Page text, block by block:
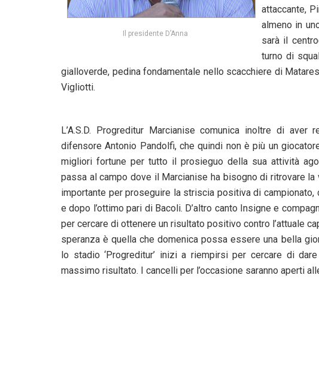
Il presidente D’Anna
attaccante,
almeno in
sarà il
turno di
gialloverde, pedina fondamentale nello scacchiere di
Vigliotti.
L’A.S.D. Progreditur Marcianise comunica inoltre di
difensore Antonio Pandolfi, che quindi non è più un
migliori fortune per tutto il prosieguo della sua attività
passa al campo dove il Marcianise ha bisogno di ritrovare la
importante per proseguire la striscia positiva di campionato,
e dopo l’ottimo pari di Bacoli. D’altro canto Insigne e
per cercare di ottenere un risultato positivo contro l’attuale
speranza è quella che domenica possa essere una bella
lo stadio ‘Progreditur’ inizi a riempirsi per cercare di
massimo risultato. I cancelli per l’occasione saranno aperti